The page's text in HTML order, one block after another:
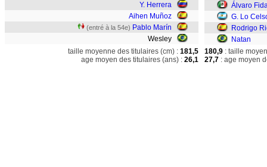
Y. Herrera
Aihen Muñoz
(entré à la 54e) Pablo Marín
Wesley
Álvaro
G. Lo
Rodrigo
Natan
taille moyenne des titulaires (cm) : 181,5
age moyen des titulaires (ans) : 26,1
180,9 : taille
27,7 : age moyen